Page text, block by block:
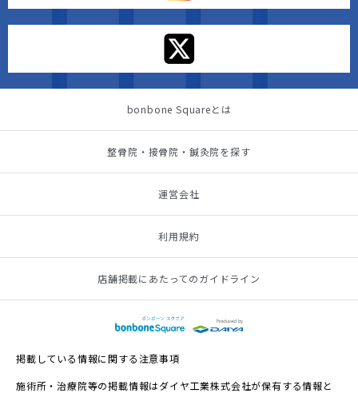
bonbone Squareとは
整骨院・接骨院・鍼灸院を探す
運営会社
利用規約
店舗掲載にあたってのガイドライン
掲載している情報に関する注意事項
施術所・治療院等の掲載情報はダイヤ工業株式会社が保有する情報と